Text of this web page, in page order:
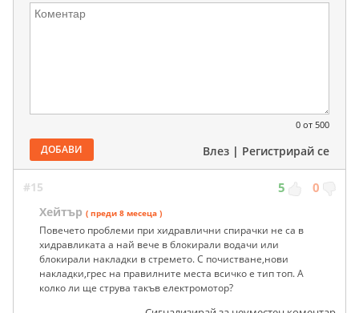
0 от 500
ДОБАВИ Влез | Регистрирай се
#15 5 0
Хейтър ( преди 8 месеца )
Повечето проблеми при хидравлични спирачки не са в
хидравликата а най вече в блокирали водачи или
блокирали накладки в стремето. С почистване,нови
накладки,грес на правилните места всичко е тип топ. А
колко ли ще струва такъв електромотор?